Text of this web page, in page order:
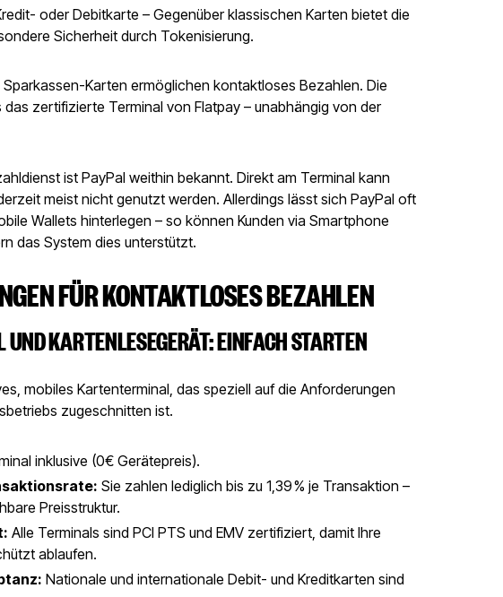
oder Debitkarte – Gegenüber klassischen Karten bietet die
Sicherheit durch Tokenisierung.
Sparkassen-Karten ermöglichen kontaktloses Bezahlen. Die
zertifizierte Terminal von Flatpay – unabhängig von der
ist PayPal weithin bekannt. Direkt am Terminal kann
meist nicht genutzt werden. Allerdings lässt sich PayPal oft
Wallets hinterlegen – so können Kunden via Smartphone
das System dies unterstützt.
FÜR KONTAKTLOSES BEZAHLEN
KARTENLESEGERÄT: EINFACH STARTEN
mobiles Kartenterminal, das speziell auf die Anforderungen
zugeschnitten ist.
inklusive (0€ Gerätepreis).
Sie zahlen lediglich bis zu 1,39 % je Transaktion –
Preisstruktur.
Alle Terminals sind PCI PTS und EMV zertifiziert, damit Ihre
ablaufen.
Nationale und internationale Debit- und Kreditkarten sind